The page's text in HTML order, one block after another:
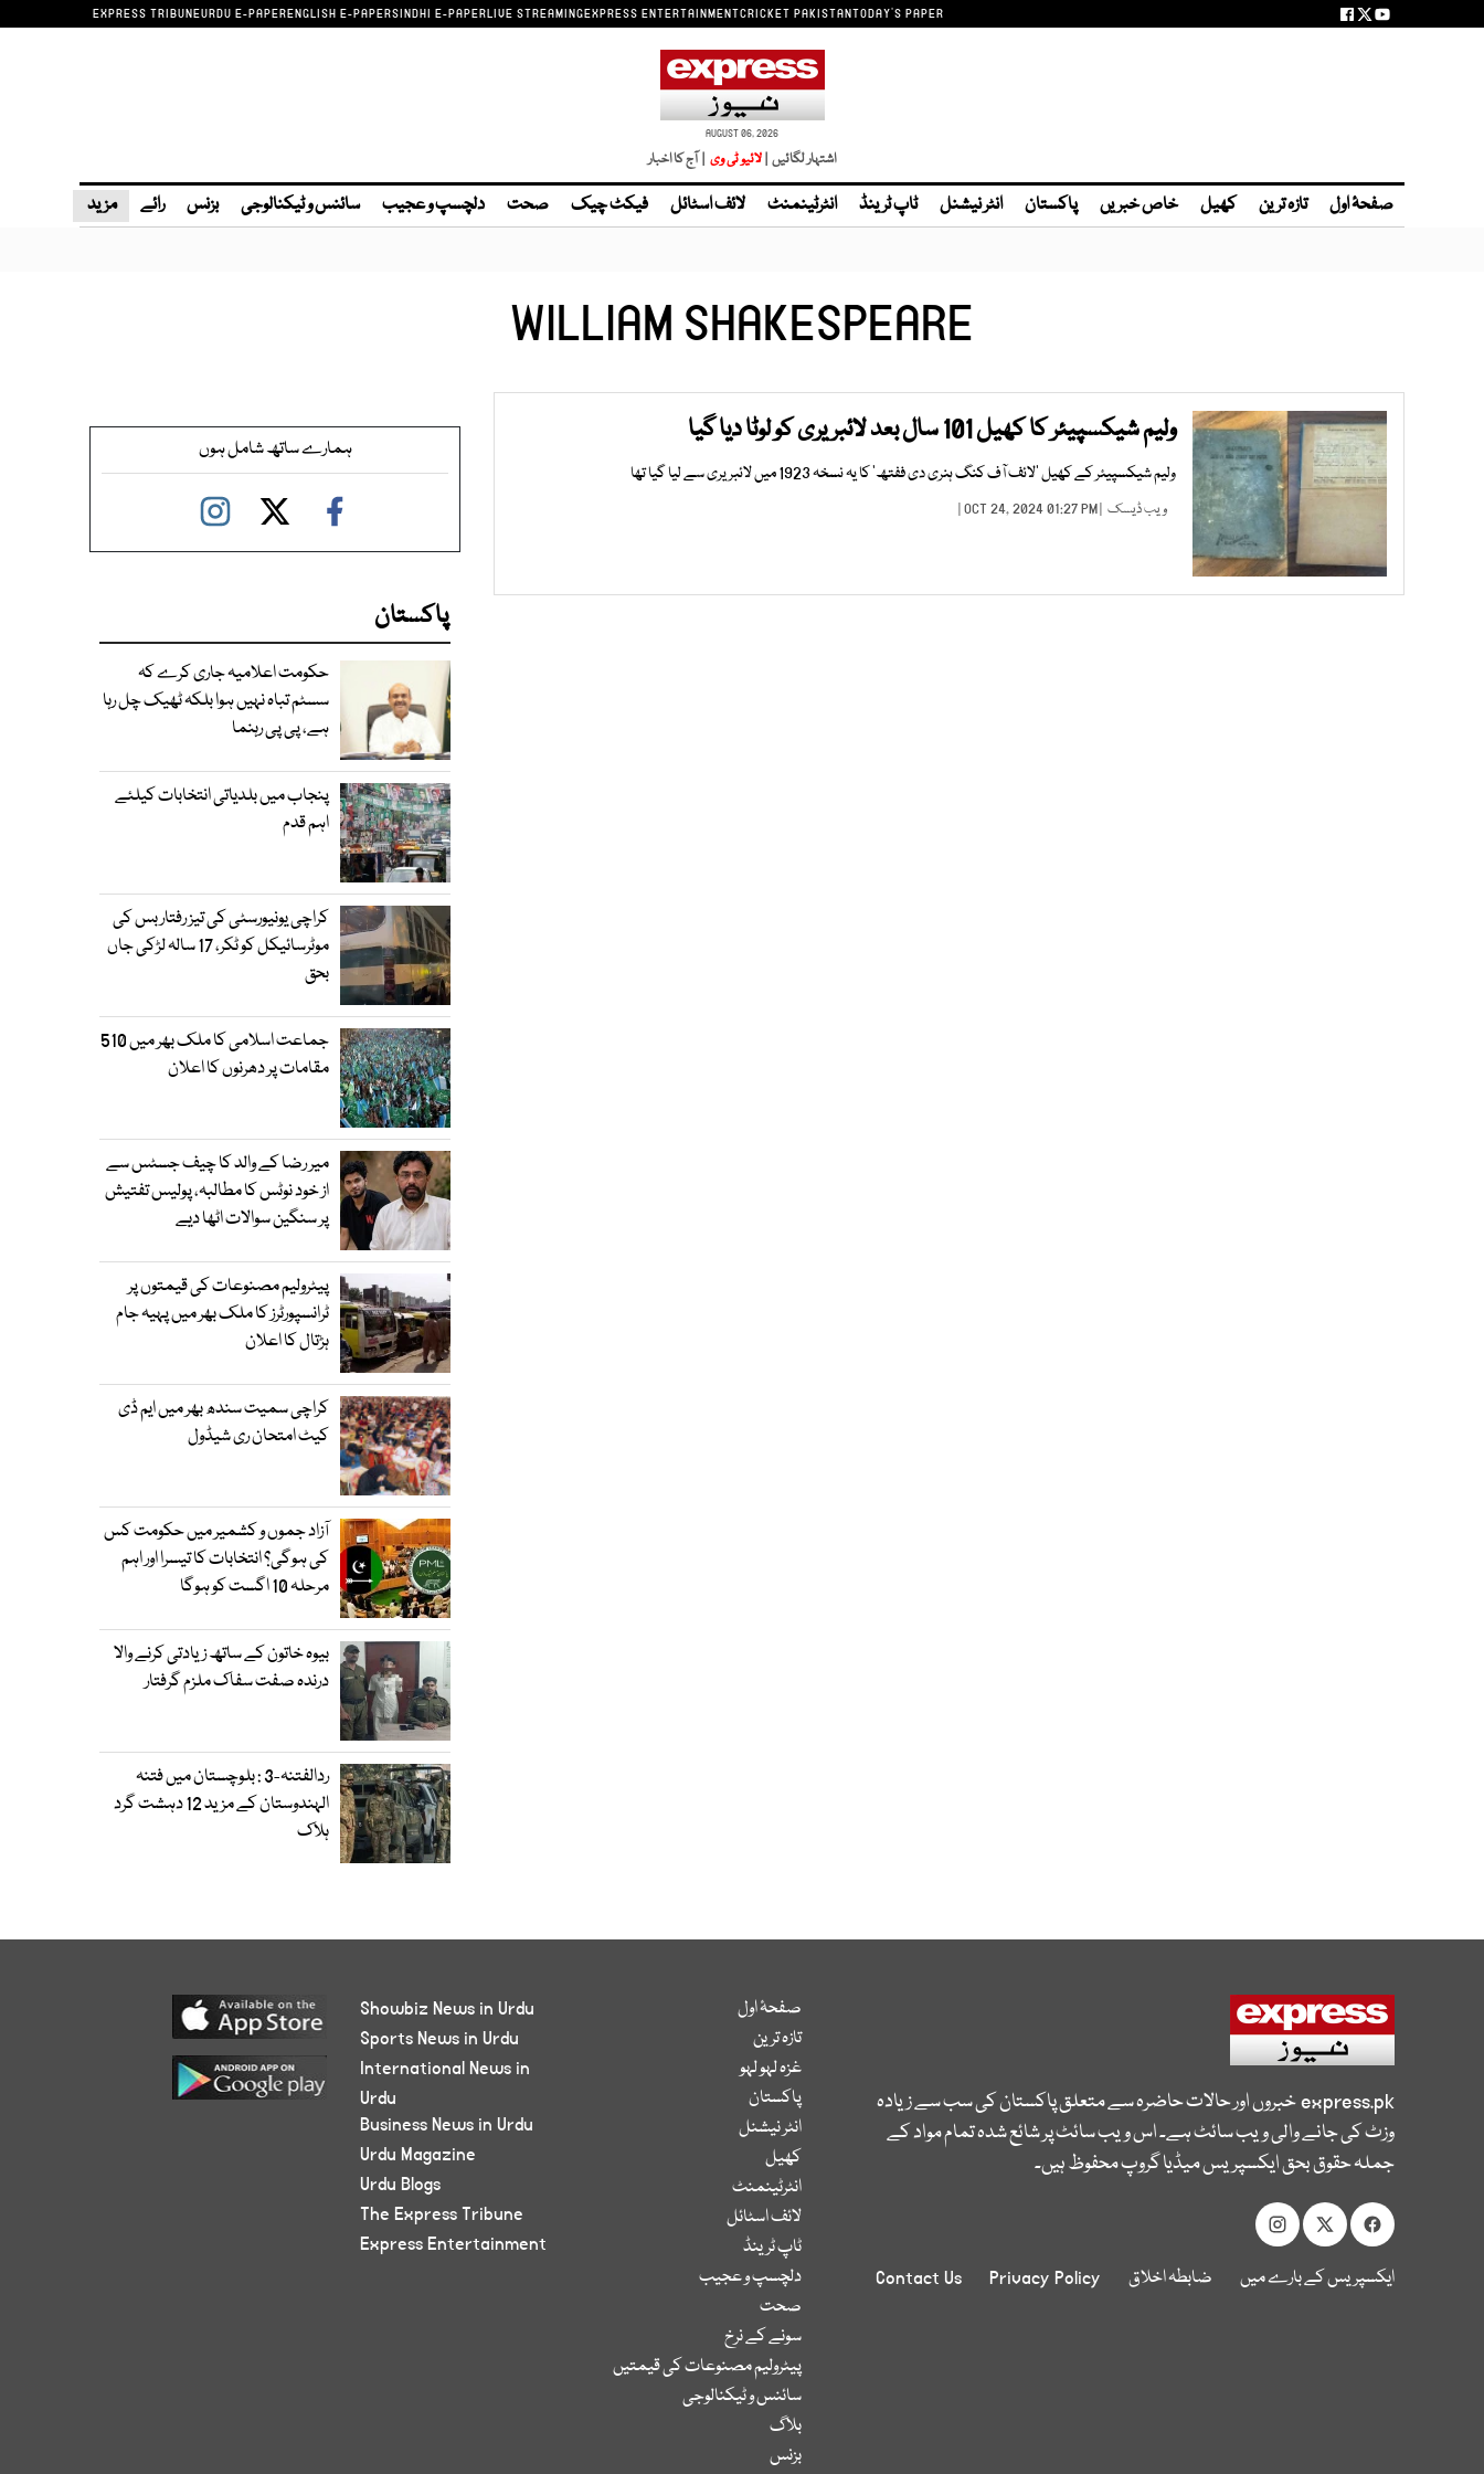
EXPRESS TRIBUNEURDU E-PAPERENGLISH E-PAPERSINDHI E-PAPERLIVE STREAMINGEXPRESS ENTERTAINMENTCRICKET PAKISTANTODAY'S PAPER
AUGUST 06, 2026
اشتہار لگائیں |لائیو ٹی وی | آج کا اخبار
صفحۂ اول تازہ ترین کھیل خاص خبریں پاکستان انٹر نیشنل ٹاپ ٹرینڈ انٹرٹینمنٹ لائف اسٹائل فیکٹ چیک صحت دلچسپ و عجیب سائنس و ٹیکنالوجی بزنس رائے مزید
WILLIAM SHAKESPEARE
ولیم شیکسپیئر کا کھیل 101 سال بعد لائبریری کو لوٹا دیا گیا
ولیم شیکسپیئر کے کھیل ’لائف آف کنگ ہنری دی ففتھ‘ کا یہ نسخہ 1923 میں لائبریری سے لیا گیا تھا
ویب ڈیسک | OCT 24, 2024 01:27 PM |
ہمارے ساتھ شامل ہوں
پاکستان
حکومت اعلامیہ جاری کرے کہ
سسٹم تباہ نہیں ہوا بلکہ ٹھیک چل رہا
ہے، پی پی رہنما
پنجاب میں بلدیاتی انتخابات کیلئے
اہم قدم
کراچی یونیورسٹی کی تیز رفتار بس کی
موٹرسائیکل کو ٹکر، 17 سالہ لڑکی جاں
بحق
جماعت اسلامی کا ملک بھر میں 510
مقامات پر دھرنوں کا اعلان
میر رضا کے والد کا چیف جسٹس سے
از خود نوٹس کا مطالبہ، پولیس تفتیش
پر سنگین سوالات اٹھا دیے
پیٹرولیم مصنوعات کی قیمتوں پر
ٹرانسپورٹرز کا ملک بھر میں پہیہ جام
ہڑتال کا اعلان
کراچی سمیت سندھ بھر میں ایم ڈی
کیٹ امتحان ری شیڈول
آزاد جموں و کشمیر میں حکومت کس
کی ہوگی؟ انتخابات کا تیسرا اور اہم
مرحلہ 10 اگست کو ہوگا
بیوہ خاتون کے ساتھ زیادتی کرنے والا
درندہ صفت سفاک ملزم گرفتار
ردالفتنہ-3 : بلوچستان میں فتنہ
الہندوستان کے مزید 12 دہشت گرد
ہلاک
express.pkخبروں اور حالات حاضرہ سے متعلق پاکستان کی سب سے زیادہ
وزٹ کی جانے والی ویب سائٹ ہے۔ اس ویب سائٹ پر شائع شدہ تمام مواد کے
جملہ حقوق بحق ایکسپریس میڈیا گروپ محفوظ ہیں۔
ایکسپریس کے بارے میں ضابطہ اخلاق Privacy Policy
Contact Us
صفحۂ اول
تازہ ترین
غزہ لہو لہو
پاکستان
انٹر نیشنل
کھیل
انٹرٹینمنٹ
لائف اسٹائل
ٹاپ ٹرینڈ
دلچسپ و عجیب
صحت
سونے کے نرخ
پیٹرولیم مصنوعات کی قیمتیں
سائنس و ٹیکنالوجی
بلاگ
بزنس
Showbiz News in Urdu
Sports News in Urdu
International News in
Urdu
Business News in Urdu
Urdu Magazine
Urdu Blogs
The Express Tribune
Express Entertainment